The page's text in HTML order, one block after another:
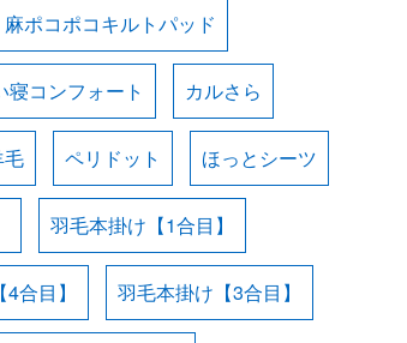
麻ポコポコキルトパッド
寝コンフォート カルさら
ペリドット ほっとシーツ
羽毛本掛け【1合目】
合目】 羽毛本掛け【3合目】